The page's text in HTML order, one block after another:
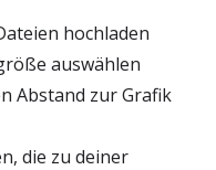
hochladen
auswählen
Abstand zur Grafik
die zu deiner